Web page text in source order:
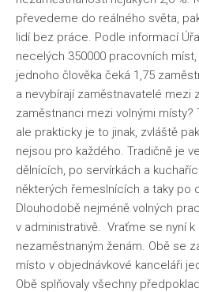
převedeme do reálného světa,
lidí bez práce. Podle informací
necelých 350000 pracovních
jednoho člověka čeká 1,75
a nevybírají zaměstnavatelé mezi
zaměstnanci mezi volnými místy?
ale prakticky je to jinak, zvláště
nejsou pro každého. Tradičně je
dělnících, po servírkách a
některých řemeslnících a taky po
Dlouhodobě nejméně volných
v administrativě. Vraťme se nyní k
nezaměstnaným ženám. Obě se
místo v objednávkové kanceláři
Obě splňovaly všechny